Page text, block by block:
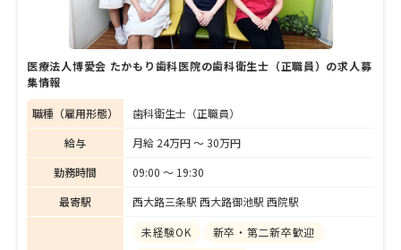
医療法人博愛会 たかもり歯科医院の歯科衛生士（正職員）の求人募
集情報
職種（雇用形態）
歯科衛生士（正職員）
給与
月給 24万円 〜 30万円
勤務時間
09:00 〜 19:30
最寄駅
西大路三条駅 西大路御池駅 西院駅
未経験OK
新卒・第二新卒歓迎